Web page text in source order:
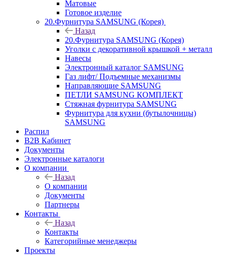
Матовые
Готовое изделие
20.Фурнитура SAMSUNG (Корея)
Назад
20.Фурнитура SAMSUNG (Корея)
Уголки с декоративной крышкой + металл
Навесы
Электронный каталог SAMSUNG
Газ лифт/ Подъемные механизмы
Направляющие SAMSUNG
ПЕТЛИ SAMSUNG КОМПЛЕКТ
Стяжная фурнитура SAMSUNG
Фурнитура для кухни (бутылочницы)
SAMSUNG
Распил
B2B Кабинет
Документы
Электронные каталоги
О компании
Назад
О компании
Документы
Партнеры
Контакты
Назад
Контакты
Категорийные менеджеры
Проекты